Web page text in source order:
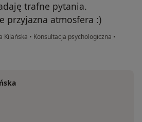
trafne pytania.
przyjazna atmosfera :)
Kilańska • Konsultacja psychologiczna •